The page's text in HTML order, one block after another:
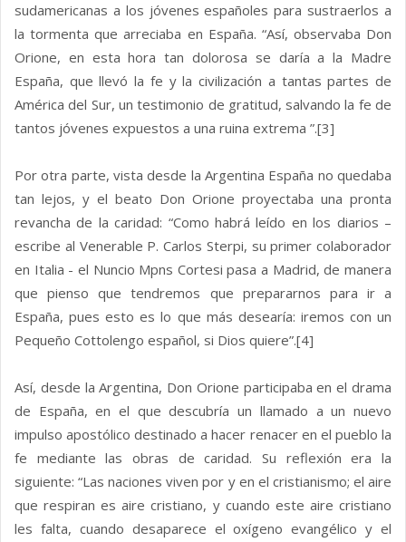
sudamericanas a los jóvenes españoles para sustraerlos a
la tormenta que arreciaba en España. “Así, observaba Don
Orione, en esta hora tan dolorosa se daría a la Madre
España, que llevó la fe y la civilización a tantas partes de
América del Sur, un testimonio de gratitud, salvando la fe de
tantos jóvenes expuestos a una ruina extrema ”.[3]
Por otra parte, vista desde la Argentina España no quedaba
tan lejos, y el beato Don Orione proyectaba una pronta
revancha de la caridad: “Como habrá leído en los diarios –
escribe al Venerable P. Carlos Sterpi, su primer colaborador
en Italia - el Nuncio Mpns Cortesi pasa a Madrid, de manera
que pienso que tendremos que prepararnos para ir a
España, pues esto es lo que más desearía: iremos con un
Pequeño Cottolengo español, si Dios quiere”.[4]
Así, desde la Argentina, Don Orione participaba en el drama
de España, en el que descubría un llamado a un nuevo
impulso apostólico destinado a hacer renacer en el pueblo la
fe mediante las obras de caridad. Su reflexión era la
siguiente: “Las naciones viven por y en el cristianismo; el aire
que respiran es aire cristiano, y cuando este aire cristiano
les falta, cuando desaparece el oxígeno evangélico y el